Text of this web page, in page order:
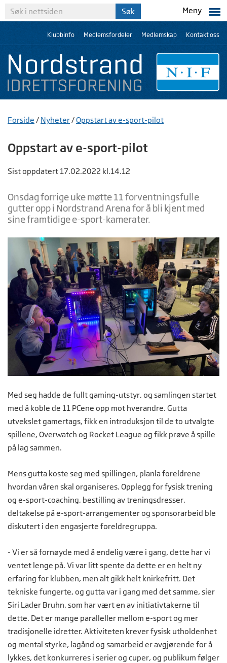
Meny
Klubbinfo Medlemsfordeler Medlemskap Kontakt oss
Forside / Nyheter/Oppstart av e-sport-pilot
Oppstart av e-sport-pilot
Sist oppdatert 17.02.2022 kl.14.12
Onsdag forrige uke møtte 11 forventningsfulle
gutter opp i Nordstrand Arena for å bli kjent med
sine framtidige e-sport-kamerater.
Med seg hadde de fullt gaming-utstyr, og samlingen startet
med å koble de 11 PCene opp mot hverandre. Gutta
utvekslet gamertags, fikk en introduksjon til de to utvalgte
spillene, Overwatch og Rocket League og fikk prøve å spille
på lag sammen.
Mens gutta koste seg med spillingen, planla foreldrene
hvordan våren skal organiseres. Opplegg for fysisk trening
og e-sport-coaching, bestilling av treningsdresser,
deltakelse på e-sport-arrangementer og sponsorarbeid ble
diskutert i den engasjerte foreldregruppa.
- Vi er så fornøyde med å endelig være i gang, dette har vi
ventet lenge på. Vi var litt spente da dette er en helt ny
erfaring for klubben, men alt gikk helt knirkefritt. Det
tekniske fungerte, og gutta var i gang med det samme, sier
Siri Lader Bruhn, som har vært en av initiativtakerne til
dette. Det er mange paralleller mellom e-sport og mer
tradisjonelle idretter. Aktiviteten krever fysisk utholdenhet
og mental styrke, lagånd og samarbeid er avgjørende for å
lykkes, det konkurreres i serier og cuper, og publikum følger